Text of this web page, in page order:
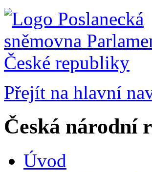
Přejít na hlavní
Česká národní
Úvod